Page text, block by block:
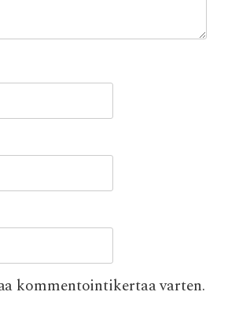
kommentointikertaa varten.